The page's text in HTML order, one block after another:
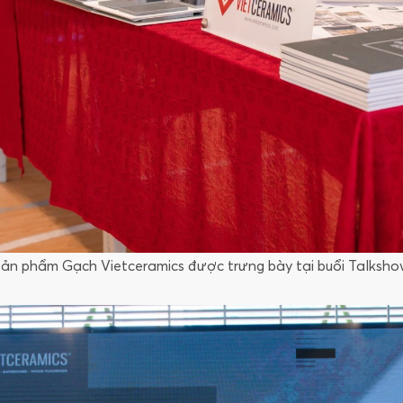
phẩm Gạch Vietceramics được trưng bày tại buổi